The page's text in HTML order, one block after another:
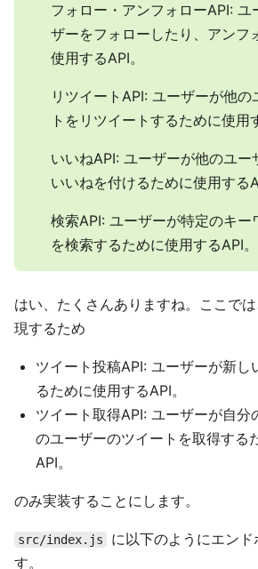
フォロー・アンフォローAPI: ユ
ザーをフォローしたり、アンフ
使用するAPI。
リツイートAPI: ユーザーが他の
トをリツイートするために使用
いいねAPI: ユーザーが他のユー
いいねを付けるために使用する
検索API: ユーザーが特定のキー
を検索するために使用するAPI。
はい、たくさんありますね。ここで
現するため
ツイート投稿API: ユーザーが新し
るために使用するAPI。
ツイート取得API: ユーザーが自分
のユーザーのツイートを取得する
API。
のみ実装することにします。
src/index.js
に以下のようにエンド
す。